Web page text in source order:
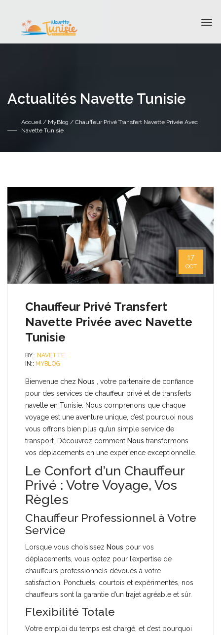
Actualités Navette Tunisie
Accueil/ MyBlog / Chauffeur Privé Transfert Navette Privée Avec
Navette Tunisie
Chauffeur Privé Transfert
Navette Privée avec Navette
Tunisie
BY:: NAVETTE
IN:: MYBLOG
17
OCT
Bienvenue chez Nous , votre partenaire de confiance
pour des services de chauffeur privé et de transferts
navette en Tunisie. Nous comprenons que chaque
voyage est une aventure unique, c’est pourquoi nous
vous offrons bien plus qu’un simple service de
transport. Découvrez comment Nous transformons
vos déplacements en une expérience exceptionnelle.
Le Confort d’un Chauffeur
Privé : Votre Voyage, Vos
Règles
Chauffeur Professionnel à Votre
Service
Lorsque vous choisissez Nous pour vos
déplacements, vous optez pour l’expertise de
chauffeurs professionnels dévoués à votre
satisfaction. Ponctuels, courtois et expérimentés, nos
chauffeurs sont la garantie d’un trajet agréable et sûr.
Flexibilité Totale
Votre emploi du temps est chargé, et c’est pourquoi